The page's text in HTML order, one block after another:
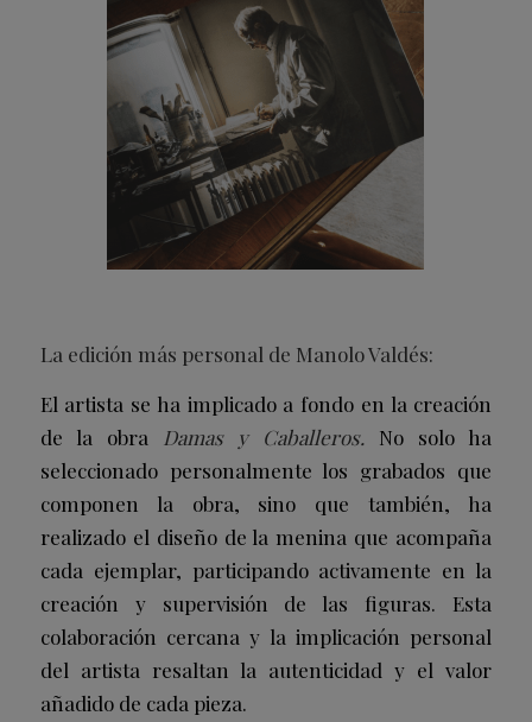
La edición más personal de Manolo Valdés:
El artista se ha implicado a fondo en la creación
de la obra
Damas y Caballeros. No solo ha
seleccionado personalmente los grabados que
componen la obra, sino que también, ha
realizado el diseño de la menina que acompaña
cada ejemplar, participando activamente en la
creación y supervisión de las figuras. Esta
colaboración cercana y la implicación personal
del artista resaltan la autenticidad y el valor
añadido de cada pieza.